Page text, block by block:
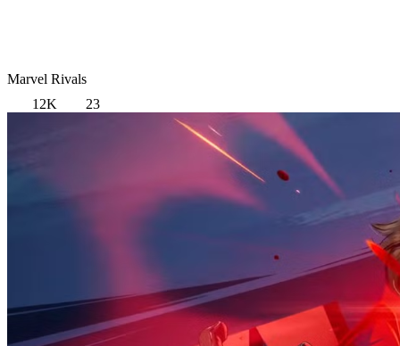
Marvel Rivals
12K
23